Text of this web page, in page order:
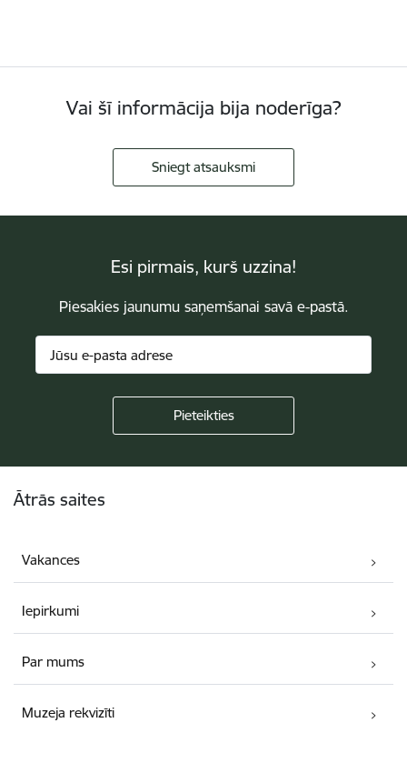
Vai šī informācija bija noderīga?
Sniegt atsauksmi
Esi pirmais, kurš uzzina!
Piesakies jaunumu saņemšanai savā e-pastā.
Ātrās saites
Vakances
Iepirkumi
Par mums
Muzeja rekvizīti